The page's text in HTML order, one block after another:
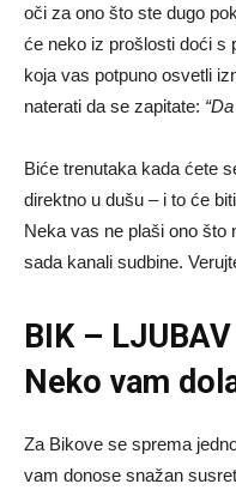
oči za ono što ste dugo
će neko iz prošlosti doći s
koja vas potpuno osvetli
naterati da se zapitate:
Biće trenutaka kada ćete
direktno u dušu – i to će
Neka vas ne plaši ono što
sada kanali sudbine.
BIK –
Neko vam
Za Bikove se sprema
vam donose snažan